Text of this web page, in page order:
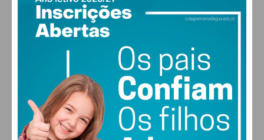
24°
few clouds
64% humidade
MAX 24 • MIN 24
27°
DOM
30
SEG
30
TER
31
QUA